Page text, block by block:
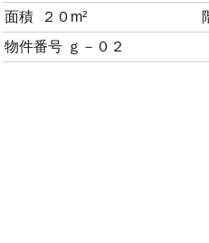
面積
２０m²
物件番号 ｇ－０２